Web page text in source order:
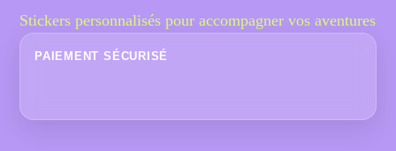
Stickers personnalisés pour accompagner vos aventures
PAIEMENT SÉCURISÉ